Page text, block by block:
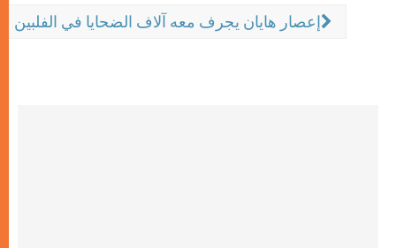
إعصار هايان يجرف معه آلاف الضحايا في الفلبين